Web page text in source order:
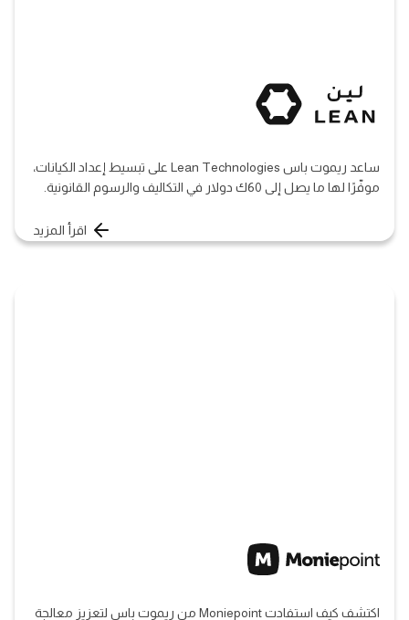
ساعد ريموت باس Lean Technologies على تبسيط إعداد الكيانات،
موفّرًا لها ما يصل إلى 60ك دولار في التكاليف والرسوم القانونية.
اقرأ المزيد
اكتشف كيف استفادت Moniepoint من ريموت باس لتعزيز معالجة